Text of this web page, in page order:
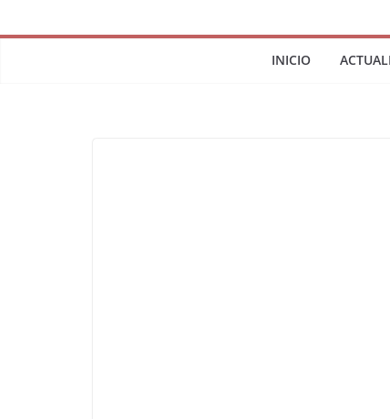
INICIO